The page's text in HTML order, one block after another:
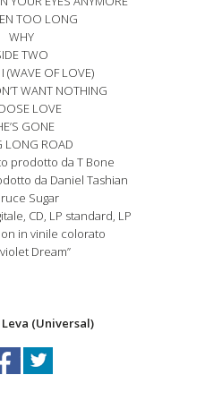
TOO LONG
WHY
TWO
(WAVE OF LOVE)
WANT NOTHING
LOVE
GONE
LONG ROAD
prodotto da T Bone
da Daniel Tashian
Sugar
CD, LP standard, LP
in vinile colorato
Dream”
(Universal)